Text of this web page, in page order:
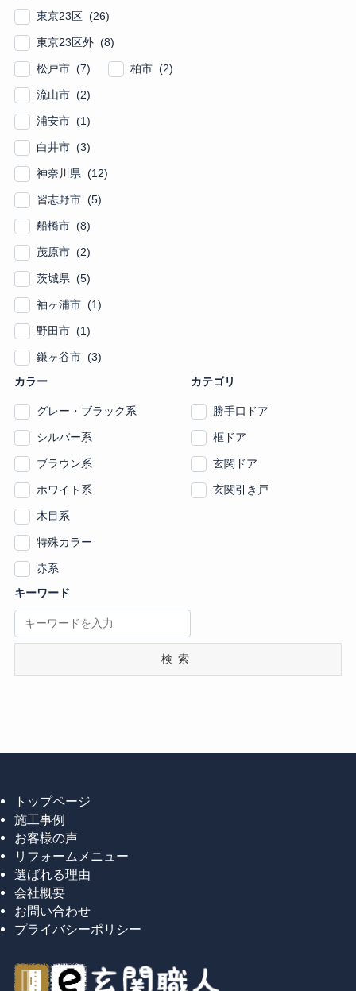
東京23区 (26)
東京23区外 (8)
松戸市 (7) 柏市 (2)
流山市 (2)
浦安市 (1)
白井市 (3)
神奈川県 (12)
習志野市 (5)
船橋市 (8)
茂原市 (2)
茨城県 (5)
袖ヶ浦市 (1)
野田市 (1)
鎌ヶ谷市 (3)
カラー
グレー・ブラック系
シルバー系
ブラウン系
ホワイト系
木目系
特殊カラー
赤系
カテゴリ
勝手口ドア
框ドア
玄関ドア
玄関引き戸
キーワード
検索
トップページ
施工事例
お客様の声
リフォームメニュー
選ばれる理由
会社概要
お問い合わせ
プライバシーポリシー